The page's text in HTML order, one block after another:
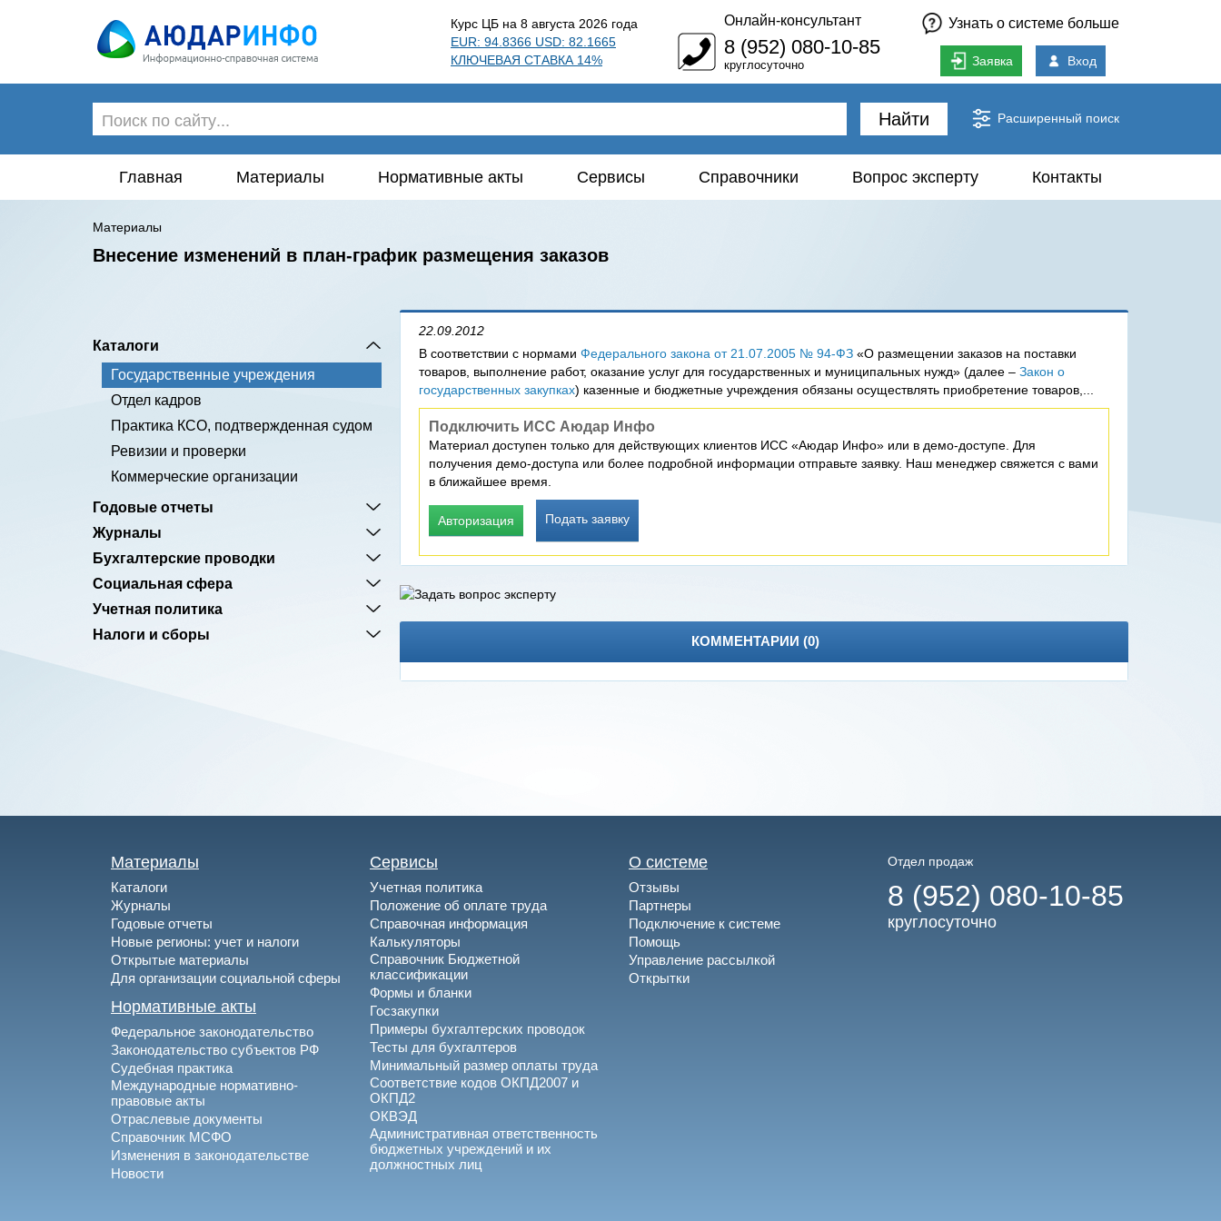
Курс ЦБ на 8 августа 2026 года
EUR: 94.8366 USD: 82.1665
КЛЮЧЕВАЯ СТАВКА 14%
Онлайн-консультант
8 (952) 080-10-85
круглосуточно
Узнать о системе больше
Заявка Вход
Найти Расширенный поиск
Главная Материалы Нормативные акты Сервисы Справочники Вопрос эксперту Контакты
Материалы
Внесение изменений в план-график размещения заказов
Каталоги
Государственные учреждения
Отдел кадров
Практика КСО, подтвержденная судом
Ревизии и проверки
Коммерческие организации
Годовые отчеты
Журналы
Бухгалтерские проводки
Социальная сфера
Учетная политика
Налоги и сборы
22.09.2012
В соответствии с нормами Федерального закона от 21.07.2005 № 94-ФЗ «О размещении заказов на поставки
товаров, выполнение работ, оказание услуг для государственных и муниципальных нужд» (далее – Закон о
государственных закупках) казенные и бюджетные учреждения обязаны осуществлять приобретение товаров,...
Подключить ИСС Аюдар Инфо
Материал доступен только для действующих клиентов ИСС «Аюдар Инфо» или в демо-доступе. Для
получения демо-доступа или более подробной информации отправьте заявку. Наш менеджер свяжется с вами
в ближайшее время.
Авторизация Подать заявку
КОММЕНТАРИИ (0)
Материалы
Каталоги
Журналы
Годовые отчеты
Новые регионы: учет и налоги
Открытые материалы
Для организации социальной сферы
Нормативные акты
Федеральное законодательство
Законодательство субъектов РФ
Судебная практика
Международные нормативно-
правовые акты
Отраслевые документы
Справочник МСФО
Изменения в законодательстве
Новости
Сервисы
Учетная политика
Положение об оплате труда
Справочная информация
Калькуляторы
Справочник Бюджетной
классификации
Формы и бланки
Госзакупки
Примеры бухгалтерских проводок
Тесты для бухгалтеров
Минимальный размер оплаты труда
Соответствие кодов ОКПД2007 и
ОКПД2
ОКВЭД
Административная ответственность
бюджетных учреждений и их
должностных лиц
О системе
Отзывы
Партнеры
Подключение к системе
Помощь
Управление рассылкой
Открытки
Отдел продаж
8 (952) 080-10-85
круглосуточно